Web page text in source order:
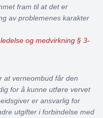
fram til at det er
av problemenes karakter
og medvirkning § 3-
at verneombud får den
for å kunne utføre vervet
er ansvarlig for
utgifter i forbindelse med